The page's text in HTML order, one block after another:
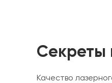
Секреты
Качество